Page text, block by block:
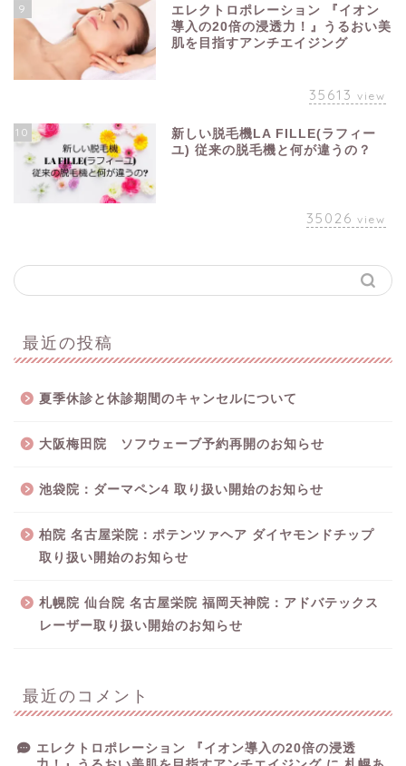
9
エレクトロポレーション 『イオン
導入の20倍の浸透力！』うるおい美
肌を目指すアンチエイジング
35613 view
10
新しい脱毛機LA FILLE(ラフィー
ユ) 従来の脱毛機と何が違うの？
35026 view
最近の投稿
夏季休診と休診期間のキャンセルについて
大阪梅田院 ソフウェーブ予約再開のお知らせ
池袋院：ダーマペン4 取り扱い開始のお知らせ
柏院 名古屋栄院：ポテンツァヘア ダイヤモンドチップ
取り扱い開始のお知らせ
札幌院 仙台院 名古屋栄院 福岡天神院：アドバテックス
レーザー取り扱い開始のお知らせ
最近のコメント
エレクトロポレーション 『イオン導入の20倍の浸透